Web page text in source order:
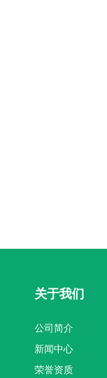
关于我们
公司简介
新闻中心
荣誉资质